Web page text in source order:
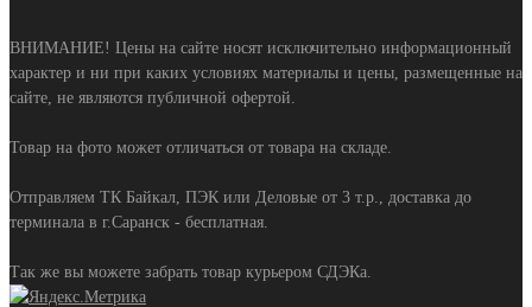
ВНИМАНИЕ! Цены на сайте носят исключительно информационный
характер и ни при каких условиях материалы и цены, размещенные на
сайте, не являются публичной офертой.
Товар на фото может отличаться от товара на складе.
Отправляем ТК Байкал, ПЭК или Деловые от 3 т.р., доставка до
терминала в г.Саранск - бесплатная.
Так же вы можете забрать товар курьером СДЭКа.